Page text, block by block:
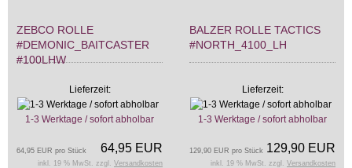
ZEBCO ROLLE
#DEMONIC_BAITCASTER
#100LHW
Lieferzeit:
1-3 Werktage / sofort abholbar
64,95 EUR
64,95 EUR pro Stück
inkl. 19 % MwSt. zzgl. Versandkosten
BALZER ROLLE TACTICS
#NORTH_4100_LH
Lieferzeit:
1-3 Werktage / sofort abholbar
129,90 EUR
129,90 EUR pro Stück
inkl. 19 % MwSt. zzgl. Versandkosten